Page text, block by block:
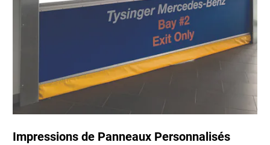
Impressions de Panneaux Personnalisés